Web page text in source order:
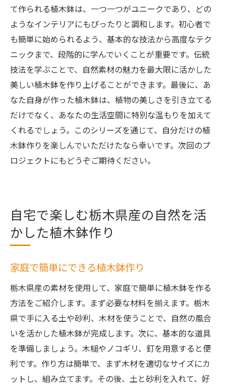
て作られる植木鉢は、一つ一つがユニークであり、どの
ようなインテリアにもぴったりと調和します。初心者で
も簡単に始められるよう、基本的な技法から高度なテク
ニックまで、段階的に学んでいくことが重要です。伝統
技法を学ぶことで、自然素材の魅力を最大限に活かした
美しい植木鉢を作り上げることができます。最後に、あ
なた自身が作った植木鉢は、植物の美しさを引き立てる
だけでなく、あなたの生活空間に特別な温もりを加えて
くれるでしょう。このシリーズを通じて、自分だけの植
木鉢作りを楽しんでいただけたなら幸いです。次回のプ
ロジェクトにもどうぞご期待ください。
自宅で楽しむ栃木県産の自然を活
かした植木鉢作り
家庭で簡単にできる植木鉢作り
栃木県産の素材を使用して、家庭で簡単に植木鉢を作る
方法をご紹介します。まず必要な材料を揃えます。栃木
県で手に入る土や砂利、木材を使うことで、自然の風合
いを活かした植木鉢が完成します。次に、基本的な道具
を準備しましょう。木槌やノコギリ、釘を用意すると便
利です。作り方は簡単で、まず木材を適切なサイズにカ
ットし、組み立てます。その後、土と砂利を入れて、好